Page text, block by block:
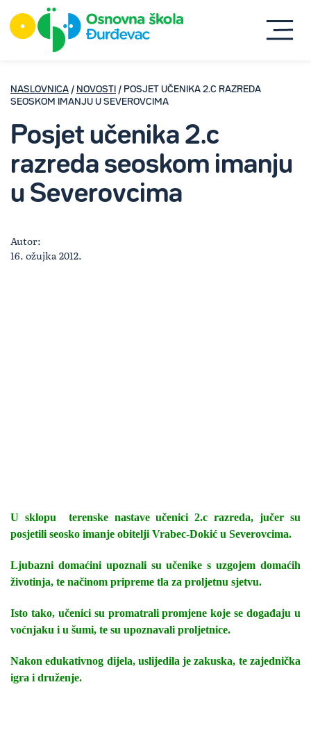
NASLOVNICA / NOVOSTI
/ POSJET UČENIKA 2.C RAZREDA
SEOSKOM IMANJU U SEVEROVCIMA
Posjet učenika 2.c
razreda seoskom imanju
u Severovcima
Autor:
16. ožujka 2012.
U sklopu terenske nastave učenici 2.c razreda, jučer su
posjetili seosko imanje obitelji Vrabec-Dokić u Severovcima.
Ljubazni domaćini upoznali su učenike s uzgojem domaćih
životinja, te načinom pripreme tla za proljetnu sjetvu.
Isto tako, učenici su promatrali promjene koje se događaju u
voćnjaku i u šumi, te su upoznavali proljetnice.
Nakon edukativnog dijela, uslijedila je zakuska, te zajednička
igra i druženje.